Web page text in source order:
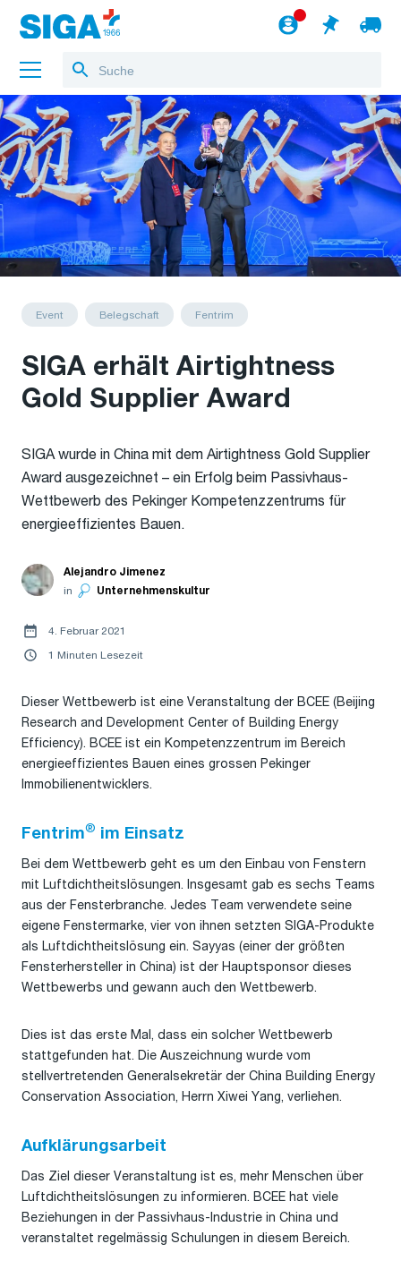
Über uns
Referenzen
Jobs
Blog
Event Belegschaft Fentrim
SIGA erhält Airtightness
Gold Supplier Award
SIGA wurde in China mit dem Airtightness Gold Supplier
Award ausgezeichnet – ein Erfolg beim Passivhaus-
Wettbewerb des Pekinger Kompetenzzentrums für
energieeffizientes Bauen.
Alejandro Jimenez
in
Unternehmenskultur
4. Februar 2021
1 Minuten Lesezeit
Dieser Wettbewerb ist eine Veranstaltung der BCEE (Beijing
Research and Development Center of Building Energy
Efficiency). BCEE ist ein Kompetenzzentrum im Bereich
energieeffizientes Bauen eines grossen Pekinger
Immobilienentwicklers.
Fentrim® im Einsatz
Bei dem Wettbewerb geht es um den Einbau von Fenstern
mit Luftdichtheitslösungen. Insgesamt gab es sechs Teams
aus der Fensterbranche. Jedes Team verwendete seine
eigene Fenstermarke, vier von ihnen setzten SIGA-Produkte
als Luftdichtheitslösung ein. Sayyas (einer der größten
Fensterhersteller in China) ist der Hauptsponsor dieses
Wettbewerbs und gewann auch den Wettbewerb.
Dies ist das erste Mal, dass ein solcher Wettbewerb
stattgefunden hat. Die Auszeichnung wurde vom
stellvertretenden Generalsekretär der China Building Energy
Conservation Association, Herrn Xiwei Yang, verliehen.
Aufklärungsarbeit
Das Ziel dieser Veranstaltung ist es, mehr Menschen über
Luftdichtheitslösungen zu informieren. BCEE hat viele
Beziehungen in der Passivhaus-Industrie in China und
veranstaltet regelmässig Schulungen in diesem Bereich.